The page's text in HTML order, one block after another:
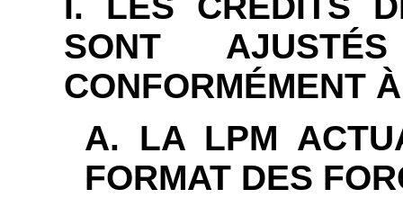
SONT
CONFORMÉMENT
A. LA LPM
FORMAT DES